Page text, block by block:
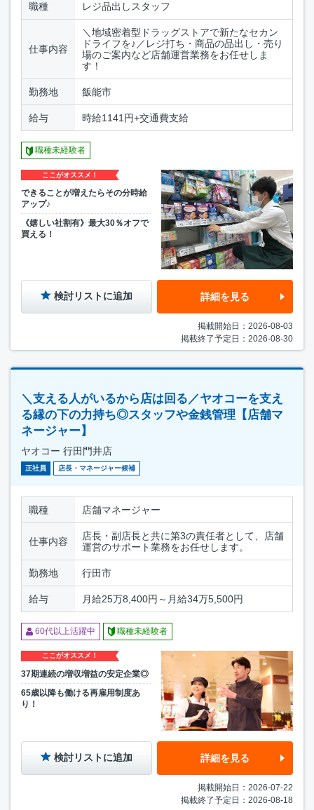
職種 レジ品出しスタッフ
仕事内容
＼地域密着型ドラッグストアで新たなセカン
ドライフを♪／レジ打ち・商品の品出し・売り
場のご案内など店舗運営業務をお任せしま
す！
勤務地 飯能市
給与 時給1141円+交通費支給
職種未経験者
ここがオススメ！
できることが増えたらその分時給
アップ♪
《嬉しい社割有》最大30％オフで
買える！
検討リストに追加 詳細を見る
掲載開始日：2026-08-03
掲載終了予定日：2026-08-30
＼支える人がいるから店は回る／ヤオコーを支え
る縁の下の力持ち◎スタッフや金銭管理【店舗マ
ネージャー】
ヤオコー 行田門井店
正社員 店長・マネージャー候補
職種 店舗マネージャー
仕事内容
店長・副店長と共に第3の責任者として、店舗
運営のサポート業務をお任せします。
勤務地 行田市
給与 月給25万8,400円～月給34万5,500円
60代以上活躍中 職種未経験者
ここがオススメ！
37期連続の増収増益の安定企業◎
65歳以降も働ける再雇用制度あ
り！
検討リストに追加 詳細を見る
掲載開始日：2026-07-22
掲載終了予定日：2026-08-18